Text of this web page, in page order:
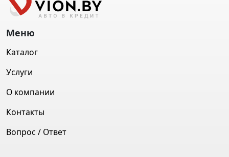
Меню
Каталог
Услуги
О компании
Контакты
Вопрос / Ответ